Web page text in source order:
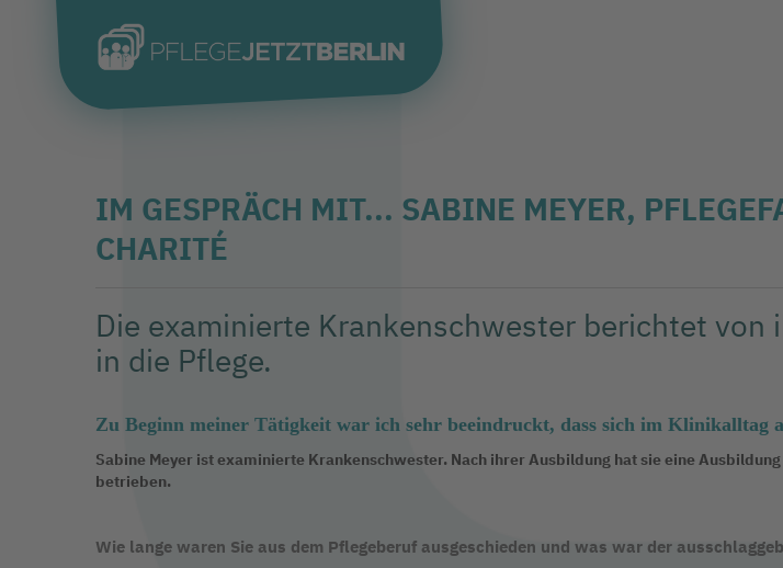
IM GESPRÄCH MIT... SABINE MEYER,
CHARITÉ
Die examinierte Krankenschwester berichtet
in die Pflege.
Zu Beginn meiner Tätigkeit war ich sehr beeindruckt, dass sich im Klinikalltag
Sabine Meyer ist examinierte Krankenschwester. Nach ihrer Ausbildung hat sie eine
betrieben.
Wie lange waren Sie aus dem Pflegeberuf ausgeschieden und was war der